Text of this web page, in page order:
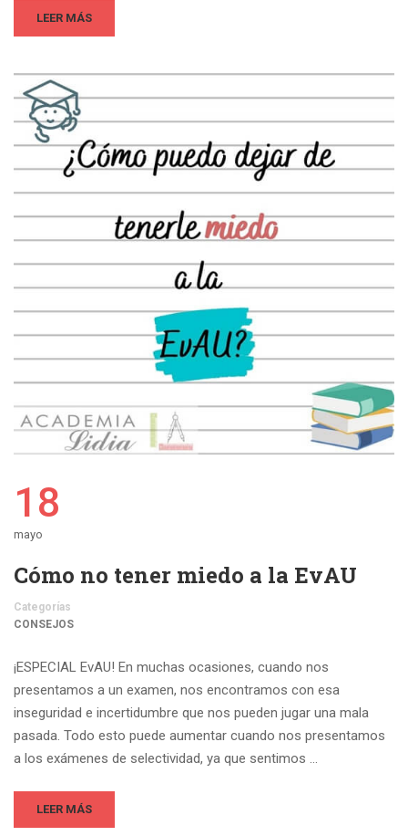
LEER MÁS
18
mayo
Cómo no tener miedo a la EvAU
Categorías
CONSEJOS
¡ESPECIAL EvAU! En muchas ocasiones, cuando nos
presentamos a un examen, nos encontramos con esa
inseguridad e incertidumbre que nos pueden jugar una mala
pasada. Todo esto puede aumentar cuando nos presentamos
a los exámenes de selectividad, ya que sentimos …
LEER MÁS